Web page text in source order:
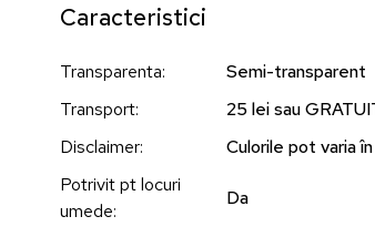
Caracteristici
Transparenta:
Semi-transparent
Transport:
25 lei sau
Disclaimer:
Culorile pot varia
Potrivit pt locuri
umede:
Da